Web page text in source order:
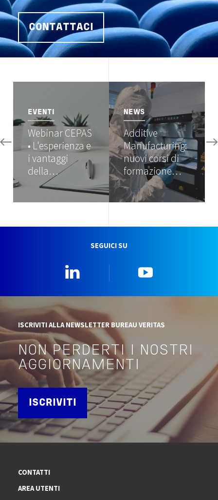
CONTATTACI
EVENTI
Webinar CEPAS
• L'esperienza e
i vantaggi
della…
Image
NEWS
Additive
Manufacturing:
nuovi corsi di
formazione…
SEGUICI SU
ISCRIVITI ALLA NEWSLETTER BUREAU VERITAS
NON PERDERTI I NOSTRI
AGGIORNAMENTI
ISCRIVITI
CONTATTI
AREA UTENTI